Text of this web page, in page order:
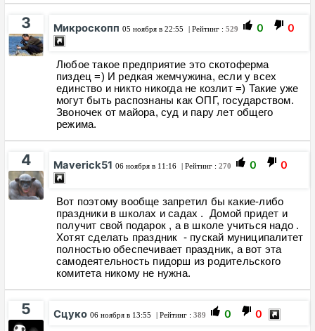
3 Микроскопп 05 ноября в 22:55 | Рейтинг : 529 0 0
Любое такое предприятие это скотоферма
пиздец =) И редкая жемчужина, если у всех
единство и никто никогда не козлит =) Такие уже
могут быть распознаны как ОПГ, государством.
Звоночек от майора, суд и пару лет общего
режима.
4 Maverick51 06 ноября в 11:16 | Рейтинг : 270 0 0
Вот поэтому вообще запретил бы какие-либо
праздники в школах и садах . Домой придет и
получит свой подарок , а в школе учиться надо .
Хотят сделать праздник - пускай муниципалитет
полностью обеспечивает праздник, а вот эта
самодеятельность пидорш из родительского
комитета никому не нужна.
5 Сцуко 06 ноября в 13:55 | Рейтинг : 389 0 0